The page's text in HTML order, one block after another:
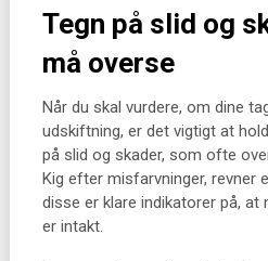
Tegn på slid og
må overse
Når du skal vurdere, om dine
udskiftning, er det vigtigt at
på slid og skader, som ofte
Kig efter misfarvninger, revner
disse er klare indikatorer på,
er intakt.